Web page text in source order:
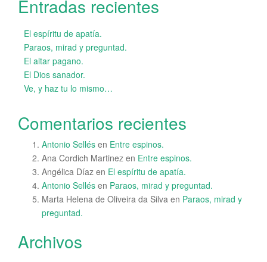
Entradas recientes
El espíritu de apatía.
Paraos, mirad y preguntad.
El altar pagano.
El Dios sanador.
Ve, y haz tu lo mismo…
Comentarios recientes
Antonio Sellés en Entre espinos.
Ana Cordich Martinez en Entre espinos.
Angélica Díaz en El espíritu de apatía.
Antonio Sellés en Paraos, mirad y preguntad.
Marta Helena de Oliveira da Silva en Paraos, mirad y
preguntad.
Archivos